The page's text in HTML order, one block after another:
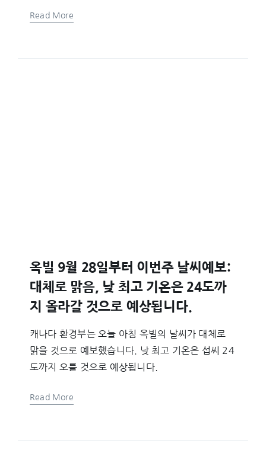
Read More
옥빌 9월 28일부터 이번주 날씨예보:
대체로 맑음, 낮 최고 기온은 24도까
지 올라갈 것으로 예상됩니다.
캐나다 환경부는 오늘 아침 옥빌의 날씨가 대체로
맑을 것으로 예보했습니다. 낮 최고 기온은 섭씨 24
도까지 오를 것으로 예상됩니다.
Read More